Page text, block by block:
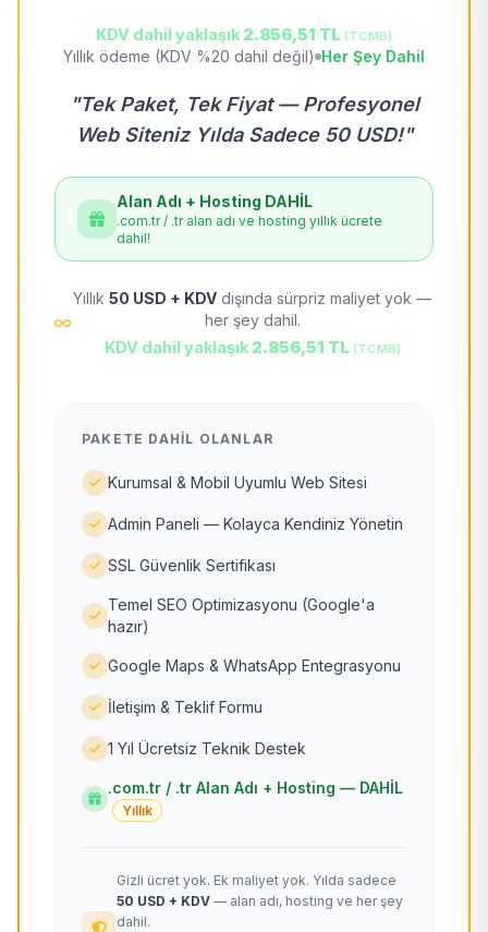
KDV dahil yaklaşık 2.856,51 TL (TCMB)
Yıllık ödeme (KDV %20 dahil değil) Her Şey Dahil
"Tek Paket, Tek Fiyat — Profesyonel
Web Siteniz Yılda Sadece 50 USD!"
Alan Adı + Hosting DAHİL
.com.tr / .tr alan adı ve hosting yıllık ücrete
dahil!
Yıllık 50 USD + KDV dışında sürpriz maliyet yok —
her şey dahil.
KDV dahil yaklaşık 2.856,51 TL (TCMB)
PAKETE DAHIL OLANLAR
Kurumsal & Mobil Uyumlu Web Sitesi
Admin Paneli — Kolayca Kendiniz Yönetin
SSL Güvenlik Sertifikası
Temel SEO Optimizasyonu (Google'a
hazır)
Google Maps & WhatsApp Entegrasyonu
İletişim & Teklif Formu
1 Yıl Ücretsiz Teknik Destek
.com.tr / .tr Alan Adı + Hosting — DAHİL
Yıllık
Gizli ücret yok. Ek maliyet yok. Yılda sadece
50 USD + KDV — alan adı, hosting ve her şey
dahil.